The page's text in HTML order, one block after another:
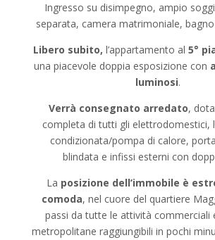
Ingresso su disimpegno, ampio
separata, camera matrimoniale,
Libero subito, l’appartamento al 5°
una piacevole doppia esposizione con
luminosi.
Verrà consegnato arredato,
completa di tutti gli elettrodomestici,
condizionata/pompa di calore,
blindata e infissi esterni con
La posizione dell’immobile è
comoda, nel cuore del quartiere
passi da tutte le attività commerciali
metropolitane raggiungibili in pochi